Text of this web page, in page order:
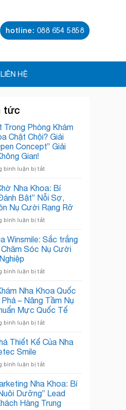
hotline: 088 654 5858
LIÊN HỆ
tức
Trong Phòng Khám
Chật Chội? Giải
Concept” Giải
Gian!
bình luận bị tắtở
Kẹt
Trong
Phòng
Khám
Nha
Chật
Chội?
Giải
“Open
Giải
Phóng
Không
Gian!
Nha Khoa: Bí
Bật” Nỗi Sợ,
Nụ Cười Rạng Rỡ
bình luận bị tắtở
Chờ
Nha
Khoa:
Quyết
Bật”
Nỗi
Sợ,
Chào
Đón
Cười
Winsmile: Sắc trắng
Chăm Sóc Nụ Cười
bình luận bị tắtở
khoa
Winsmile:
Sắc
trắng
tinh
–
Nụ
Chuyên
Nghiệp
Nha Khoa Quốc
– Nâng Tầm Nụ
Mực Quốc Tế
bình luận bị tắtở
Khám
Quốc
Cẩm
Phả
–
Nâng
Thiết Kế Của Nha
Smile
bình luận bị tắtở
Phá
Thiết
Kế
Của
Nha Khoa: Bí
Dưỡng” Lead
Hàng Trung